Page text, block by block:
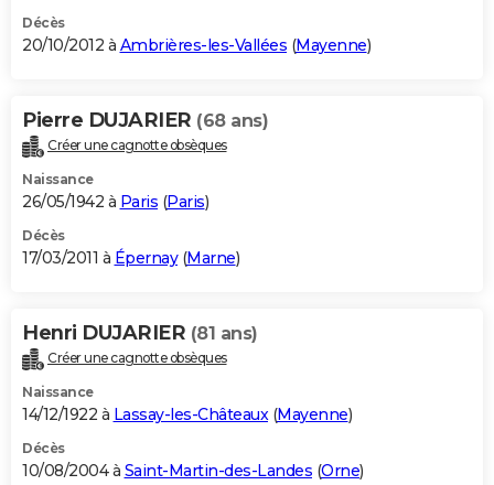
Décès
20/10/2012 à Ambrières-les-Vallées (Mayenne)
Pierre DUJARIER (68 ans)
Créer une cagnotte obsèques
Naissance
26/05/1942 à Paris (Paris)
Décès
17/03/2011 à Épernay(Marne)
Henri DUJARIER (81 ans)
Créer une cagnotte obsèques
Naissance
14/12/1922 à Lassay-les-Châteaux(Mayenne)
Décès
10/08/2004 à Saint-Martin-des-Landes (Orne)